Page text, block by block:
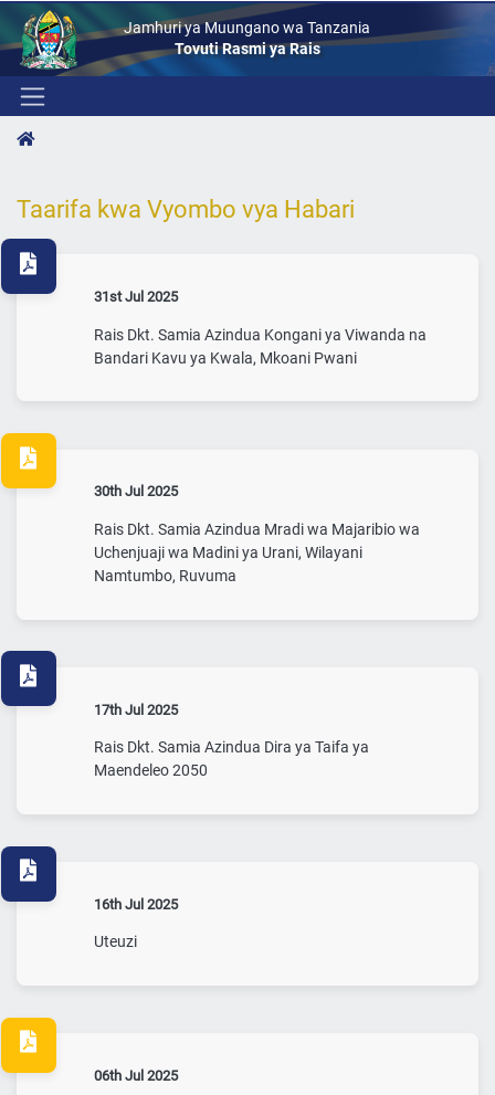
Jamhuri ya Muungano wa Tanzania
Tovuti Rasmi ya Rais
Taarifa kwa Vyombo vya Habari
31st Jul 2025
Rais Dkt. Samia Azindua Kongani ya Viwanda na
Bandari Kavu ya Kwala, Mkoani Pwani
30th Jul 2025
Rais Dkt. Samia Azindua Mradi wa Majaribio wa
Uchenjuaji wa Madini ya Urani, Wilayani
Namtumbo, Ruvuma
17th Jul 2025
Rais Dkt. Samia Azindua Dira ya Taifa ya
Maendeleo 2050
16th Jul 2025
Uteuzi
06th Jul 2025